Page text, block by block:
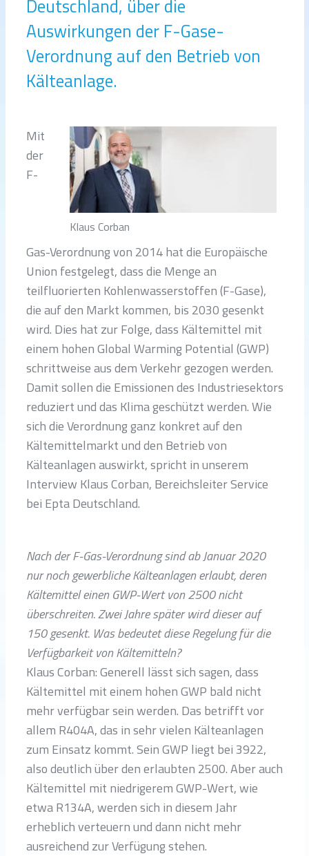
Deutschland, über die
Auswirkungen der F-Gase-
Verordnung auf den Betrieb von
Kälteanlage.
Klaus Corban
Mit
der
F-
Gas-Verordnung von 2014 hat die Europäische
Union festgelegt, dass die Menge an
teilfluorierten Kohlenwasserstoffen (F-Gase),
die auf den Markt kommen, bis 2030 gesenkt
wird. Dies hat zur Folge, dass Kältemittel mit
einem hohen Global Warming Potential (GWP)
schrittweise aus dem Verkehr gezogen werden.
Damit sollen die Emissionen des Industriesektors
reduziert und das Klima geschützt werden. Wie
sich die Verordnung ganz konkret auf den
Kältemittelmarkt und den Betrieb von
Kälteanlagen auswirkt, spricht in unserem
Interview Klaus Corban, Bereichsleiter Service
bei Epta Deutschland.
Nach der F-Gas-Verordnung sind ab Januar 2020
nur noch gewerbliche Kälteanlagen erlaubt, deren
Kältemittel einen GWP-Wert von 2500 nicht
überschreiten. Zwei Jahre später wird dieser auf
150 gesenkt. Was bedeutet diese Regelung für die
Verfügbarkeit von Kältemitteln?
Klaus Corban: Generell lässt sich sagen, dass
Kältemittel mit einem hohen GWP bald nicht
mehr verfügbar sein werden. Das betrifft vor
allem R404A, das in sehr vielen Kälteanlagen
zum Einsatz kommt. Sein GWP liegt bei 3922,
also deutlich über den erlaubten 2500. Aber auch
Kältemittel mit niedrigerem GWP-Wert, wie
etwa R134A, werden sich in diesem Jahr
erheblich verteuern und dann nicht mehr
ausreichend zur Verfügung stehen.